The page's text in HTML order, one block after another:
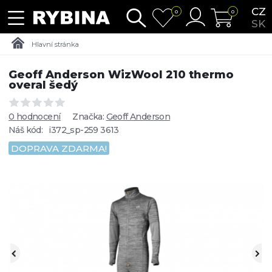
CZ
SK
0 0
Hlavní stránka
Geoff Anderson WizWool 210 thermo
overal šedý
0 hodnocení Značka: Geoff Anderson
Náš kód: i372_sp-259 3613
DOPRAVA ZDARMA!